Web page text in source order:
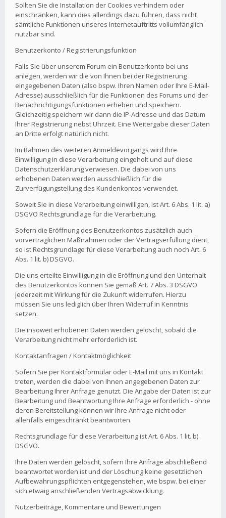
Sollten Sie die Installation der Cookies verhindern oder
einschränken, kann dies allerdings dazu führen, dass nicht
sämtliche Funktionen unseres Internetauftritts vollumfänglich
nutzbar sind.
Benutzerkonto / Registrierungsfunktion
Falls Sie über unserem Forum ein Benutzerkonto bei uns
anlegen, werden wir die von Ihnen bei der Registrierung
eingegebenen Daten (also bspw. Ihren Namen oder Ihre E-Mail-
Adresse) ausschließlich für die Funktionen des Forums und der
Benachrichtigungsfunktionen erheben und speichern.
Gleichzeitig speichern wir dann die IP-Adresse und das Datum
Ihrer Registrierung nebst Uhrzeit. Eine Weitergabe dieser Daten
an Dritte erfolgt natürlich nicht.
Im Rahmen des weiteren Anmeldevorgangs wird Ihre
Einwilligung in diese Verarbeitung eingeholt und auf diese
Datenschutzerklärung verwiesen. Die dabei von uns
erhobenen Daten werden ausschließlich für die
Zurverfügungstellung des Kundenkontos verwendet.
Soweit Sie in diese Verarbeitung einwilligen, ist Art. 6 Abs. 1 lit. a)
DSGVO Rechtsgrundlage für die Verarbeitung.
Sofern die Eröffnung des Benutzerkontos zusätzlich auch
vorvertraglichen Maßnahmen oder der Vertragserfüllung dient,
so ist Rechtsgrundlage für diese Verarbeitung auch noch Art. 6
Abs. 1 lit. b) DSGVO.
Die uns erteilte Einwilligung in die Eröffnung und den Unterhalt
des Benutzerkontos können Sie gemäß Art. 7 Abs. 3 DSGVO
jederzeit mit Wirkung für die Zukunft widerrufen. Hierzu
müssen Sie uns lediglich über Ihren Widerruf in Kenntnis
setzen.
Die insoweit erhobenen Daten werden gelöscht, sobald die
Verarbeitung nicht mehr erforderlich ist.
Kontaktanfragen / Kontaktmöglichkeit
Sofern Sie per Kontaktformular oder E-Mail mit uns in Kontakt
treten, werden die dabei von Ihnen angegebenen Daten zur
Bearbeitung Ihrer Anfrage genutzt. Die Angabe der Daten ist zur
Bearbeitung und Beantwortung Ihre Anfrage erforderlich - ohne
deren Bereitstellung können wir Ihre Anfrage nicht oder
allenfalls eingeschränkt beantworten.
Rechtsgrundlage für diese Verarbeitung ist Art. 6 Abs. 1 lit. b)
DSGVO.
Ihre Daten werden gelöscht, sofern Ihre Anfrage abschließend
beantwortet worden ist und der Löschung keine gesetzlichen
Aufbewahrungspflichten entgegenstehen, wie bspw. bei einer
sich etwaig anschließenden Vertragsabwicklung.
Nutzerbeiträge, Kommentare und Bewertungen